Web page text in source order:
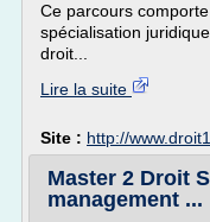
Ce parcours
spécialisation
droit...
Lire la suite
Site : http://
Master 2 Droit
management ...